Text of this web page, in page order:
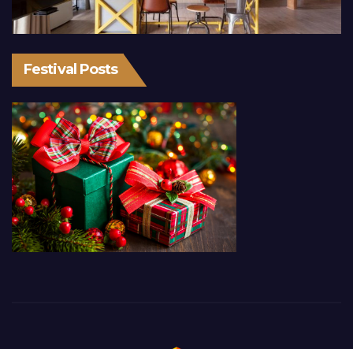
Festival Posts